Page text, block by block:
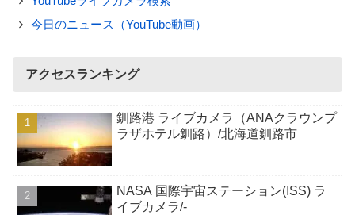
今日のニュース（YouTube動画）
アクセスランキング
釧路港 ライブカメラ（ANAクラウンプ
ラザホテル釧路）/北海道釧路市
NASA 国際宇宙ステーション(ISS) ラ
イブカメラ/-